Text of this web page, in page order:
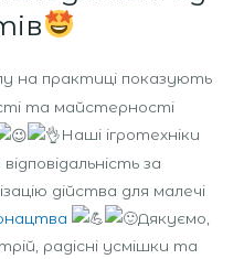
на практиці показують
та майстерності
Наші ігротехніки
за
дійства для малечі
Дякуємо,
радісні усмішки та